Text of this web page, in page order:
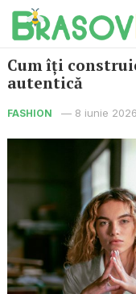
Cum îți
autentică
FASHION — 8 iunie 2026